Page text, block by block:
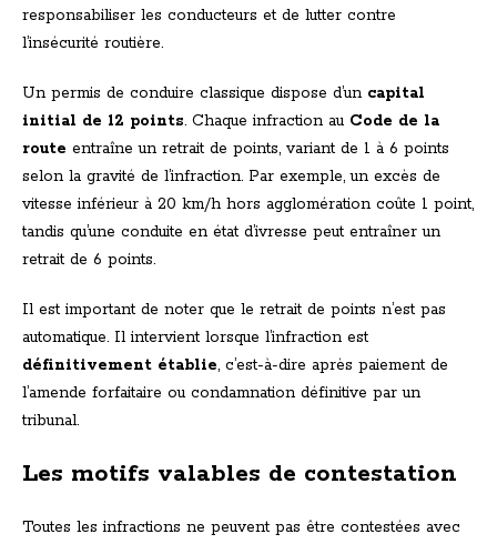
responsabiliser les conducteurs et de lutter contre
l’insécurité routière.
Un permis de conduire classique dispose d’un capital
initial de 12 points. Chaque infraction au Code de la
route entraîne un retrait de points, variant de 1 à 6 points
selon la gravité de l’infraction. Par exemple, un excès de
vitesse inférieur à 20 km/h hors agglomération coûte 1 point,
tandis qu’une conduite en état d’ivresse peut entraîner un
retrait de 6 points.
Il est important de noter que le retrait de points n’est pas
automatique. Il intervient lorsque l’infraction est
définitivement établie, c’est-à-dire après paiement de
l’amende forfaitaire ou condamnation définitive par un
tribunal.
Les motifs valables de contestation
Toutes les infractions ne peuvent pas être contestées avec